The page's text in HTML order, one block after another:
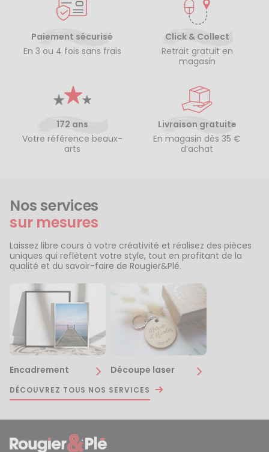
Paiement sécurisé
En 3 ou 4 fois sans frais
Click & Collect
Retrait gratuit en
magasin
172 ans
Votre référence beaux-
arts
Livraison gratuite
En magasin dès 35 €
d’achat
Nos services
sur mesures
Laissez libre cours à votre créativité et réalisez des pièces
uniques qui reflètent votre style, tout en profitant de la
qualité et du savoir-faire de Rougier&Plé.
Encadrement Découpe laser
DÉCOUVREZ TOUS NOS SERVICES